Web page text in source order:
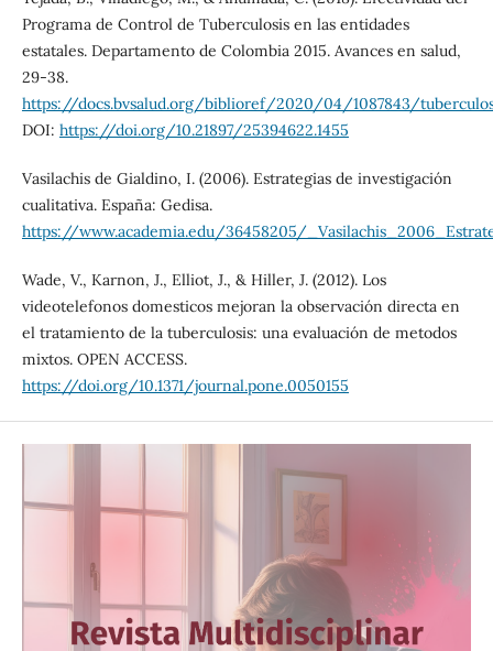
Programa de Control de Tuberculosis en las entidades
estatales. Departamento de Colombia 2015. Avances en salud,
29-38.
https://docs.bvsalud.org/biblioref/2020/04/1087843/
DOI: https://doi.org/10.21897/25394622.1455
Vasilachis de Gialdino, I. (2006). Estrategias de investigación
cualitativa. España: Gedisa.
https://www.academia.edu/36458205/
Wade, V., Karnon, J., Elliot, J., & Hiller, J. (2012). Los
videotelefonos domesticos mejoran la observación directa en
el tratamiento de la tuberculosis: una evaluación de metodos
mixtos. OPEN ACCESS.
https://doi.org/10.1371/journal.pone.0050155